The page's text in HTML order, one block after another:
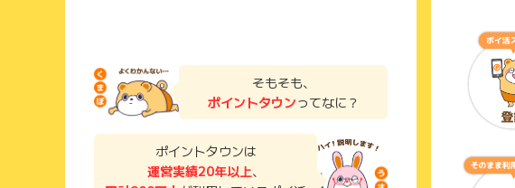
そもそも、
ポイントタウンってなに？
ポイントタウンは
運営実績20年以上、